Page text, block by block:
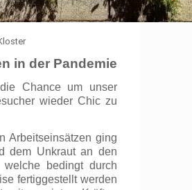
in der Pandemie
Chance um unser
wieder Chic zu
Arbeitseinsätzen ging
dem Unkraut an den
welche bedingt durch
fertiggestellt werden